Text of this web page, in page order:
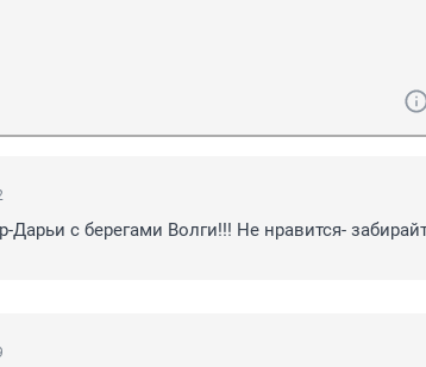
Дарьи с берегами Волги!!! Не нравится-